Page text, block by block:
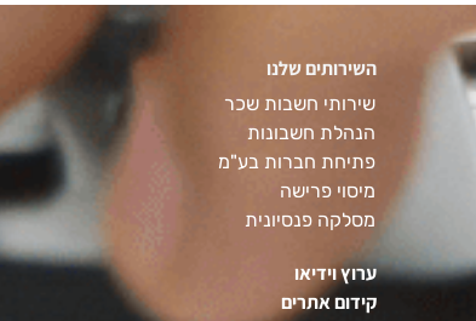
השירותים שלנו
שירותי חשבות שכר
הנהלת חשבונות
פתיחת חברות בע"מ
מיסוי פרישה
מסלקה פנסיונית
ערוץ וידיאו
קידום אתרים